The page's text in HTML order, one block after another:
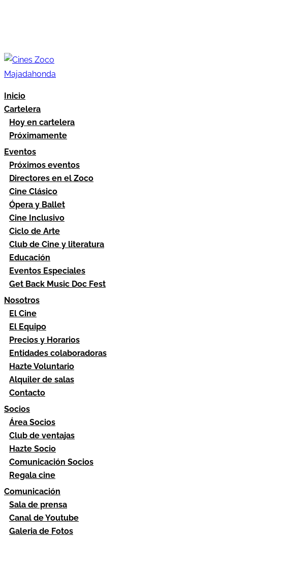
Inicio
Cartelera
Hoy en cartelera
Próximamente
Eventos
Próximos eventos
Directores en el Zoco
Cine Clásico
Ópera y Ballet
Cine Inclusivo
Ciclo de Arte
Club de Cine y literatura
Educación
Eventos Especiales
Get Back Music Doc Fest
Nosotros
El Cine
El Equipo
Precios y Horarios
Entidades colaboradoras
Hazte Voluntario
Alquiler de salas
Contacto
Socios
Área Socios
Club de ventajas
Hazte Socio
Comunicación Socios
Regala cine
Comunicación
Sala de prensa
Canal de Youtube
Galeria de Fotos